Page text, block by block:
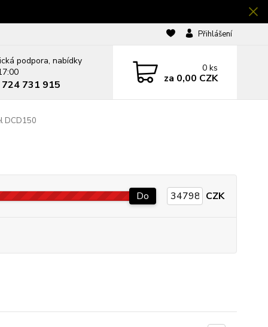
Přihlášení
podpora, nabídky
731 915
0 ks
za 0,00 CZK
DCD150
Do CZK